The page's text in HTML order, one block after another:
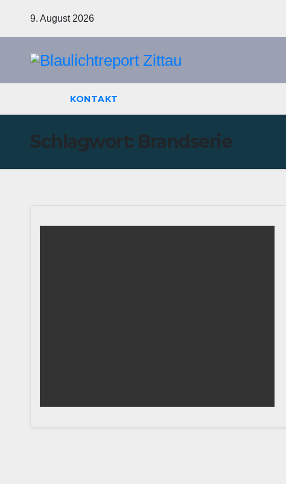
9. August 2026
KONTAKT
Schlagwort: Brandserie